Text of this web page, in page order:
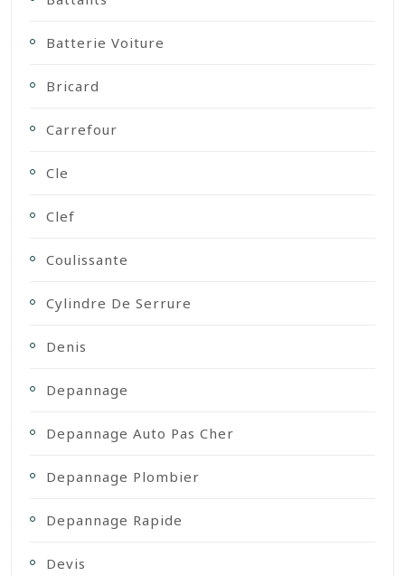
Batterie Voiture
Bricard
Carrefour
Cle
Clef
Coulissante
Cylindre De Serrure
Denis
Depannage
Depannage Auto Pas Cher
Depannage Plombier
Depannage Rapide
Devis